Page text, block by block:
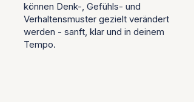
können Denk-, Gefühls- und
Verhaltensmuster gezielt verändert
werden - sanft, klar und in deinem
Tempo.